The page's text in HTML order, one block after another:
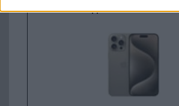
Apple iPhone 17 Pro